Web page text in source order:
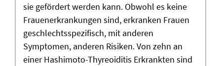
sie gefördert werden kann. Obwohl es keine
Frauenerkrankungen sind, erkranken Frauen
geschlechtsspezifisch, mit anderen
Symptomen, anderen Risiken. Von zehn an
einer Hashimoto-Thyreoiditis Erkrankten sind